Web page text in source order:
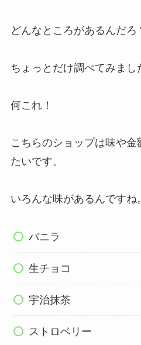
どんなところがあるんだろ
ちょっとだけ調べてみまし
何これ！
こちらのショップは味や
たいです。
いろんな味があるんですね。
バニラ
生チョコ
宇治抹茶
ストロベリー